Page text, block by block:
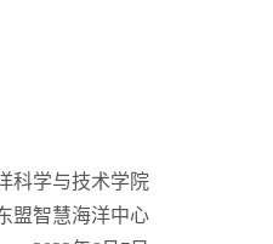
学与技术学院
智慧海洋中心